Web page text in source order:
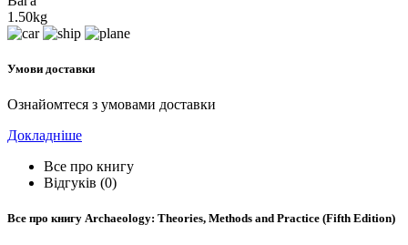
1.50kg
Умови доставки
Ознайомтеся з умовами доставки
Докладніше
Все про книгу
Відгуків (0)
Все про книгу Archaeology: Theories, Methods and Practice (Fifth Edition)